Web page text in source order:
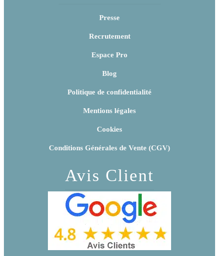
Presse
Recrutement
Espace Pro
Blog
Politique de confidentialité
Mentions légales
Cookies
Conditions Générales de Vente (CGV)
Avis Client